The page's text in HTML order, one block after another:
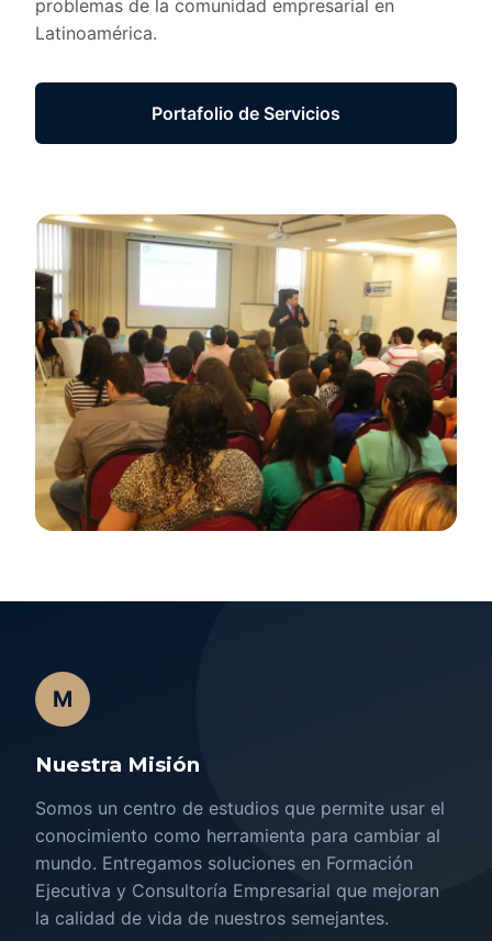
problemas de la comunidad empresarial en
Latinoamérica.
Portafolio de Servicios
M
Nuestra Misión
Somos un centro de estudios que permite usar el
conocimiento como herramienta para cambiar al
mundo. Entregamos soluciones en Formación
Ejecutiva y Consultoría Empresarial que mejoran
la calidad de vida de nuestros semejantes.